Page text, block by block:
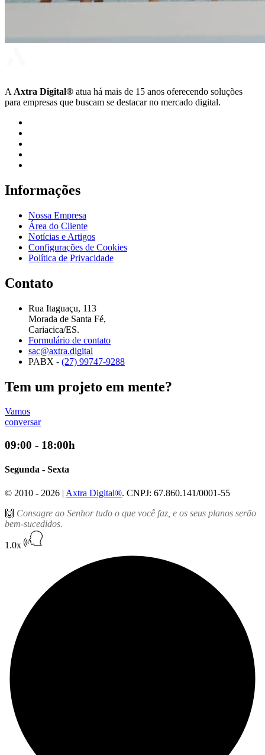
A Axtra Digital® atua há mais de 15 anos oferecendo soluções
para empresas que buscam se destacar no mercado digital.
Informações
Nossa Empresa
Área do Cliente
Notícias e Artigos
Configurações de Cookies
Política de Privacidade
Contato
Rua Itaguaçu, 113
Morada de Santa Fé,
Cariacica/ES.
Formulário de contato
sac@axtra.digital
PABX - (27) 99747-9288
Tem um projeto em mente?
Vamos
conversar
09:00 - 18:00h
Segunda - Sexta
© 2010 - 2026 | Axtra Digital®. CNPJ: 67.860.141/0001-55
🙌 Consagre ao Senhor tudo o que você faz, e os seus planos serão
bem-sucedidos.
1.0x